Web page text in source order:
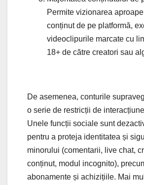
Permite vizionarea
conținut de pe platformă,
videoclipurile marcate cu
18+ de către creatori sau
De asemenea, conturile
o serie de restricții de
Unele funcții sociale sunt
pentru a proteja identitatea și
minorului (comentarii, live chat,
conținut, modul incognito),
abonamente și achizițiile. Mai